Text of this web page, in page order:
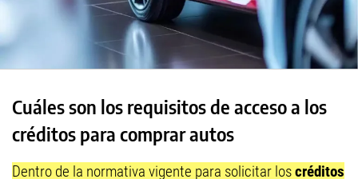
Cuáles son los requisitos de acceso a los
créditos para comprar autos
Dentro de la normativa vigente para solicitar loscréditos